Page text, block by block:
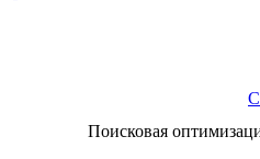
Поисковая